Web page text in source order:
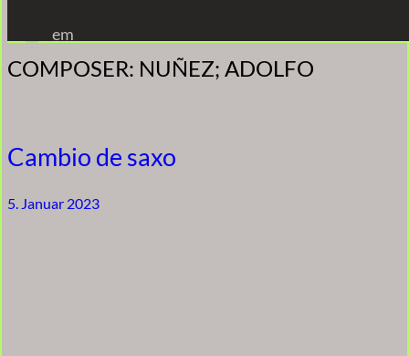
Inhalt
springen
em
COMPOSER: NUÑEZ; ADOLFO
Cambio de saxo
5. Januar 2023